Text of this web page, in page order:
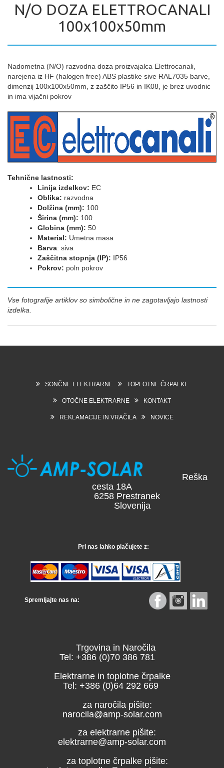
N/O DOZA ELETTROCANALI
100x100x50mm
Nadometna (N/O) razvodna doza proizvajalca Elettrocanali,
narejena iz HF (halogen free) ABS plastike sive RAL7035 barve,
dimenzij 100x100x50mm, z zaščito IP56 in IK08, je brez uvodnic
in ima vijačni pokrov
Tehnične lastnosti:
Linija izdelkov: EC
Oblika: razvodna
Dolžina (mm): 100
Širina (mm): 100
Globina (mm): 50
Material: Umetna masa
Barva: siva
Zaščitna stopnja (IP): IP56
Pokrov: poln pokrov
Vse fotografije artiklov so simbolične in ne zagotavljajo lastnosti
izdelka.
SONČNE ELEKTRARNE TOPLOTNE ČRPALKE
OTOČNE ELEKTRARNE KONTAKT
REKLAMACIJE IN VRAČILA NOVICE
Reška
cesta 18A
6258 Prestranek
Slovenija
Pri nas lahko plačujete z:
Spremljajte nas na:
Trgovina in Naročila
Tel: +386 (0)70 386 781
Elektrarne in toplotne črpalke
Tel: +386 (0)64 292 669
za naročila pišite:
narocila@amp-solar.com
za elektrarne pišite:
elektrarne@amp-solar.com
za toplotne črpalke pišite: